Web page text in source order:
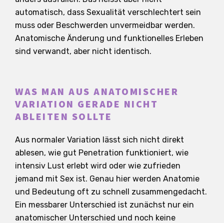
automatisch, dass Sexualität verschlechtert sein
muss oder Beschwerden unvermeidbar werden.
Anatomische Änderung und funktionelles Erleben
sind verwandt, aber nicht identisch.
WAS MAN AUS ANATOMISCHER
VARIATION GERADE NICHT
ABLEITEN SOLLTE
Aus normaler Variation lässt sich nicht direkt
ablesen, wie gut Penetration funktioniert, wie
intensiv Lust erlebt wird oder wie zufrieden
jemand mit Sex ist. Genau hier werden Anatomie
und Bedeutung oft zu schnell zusammengedacht.
Ein messbarer Unterschied ist zunächst nur ein
anatomischer Unterschied und noch keine